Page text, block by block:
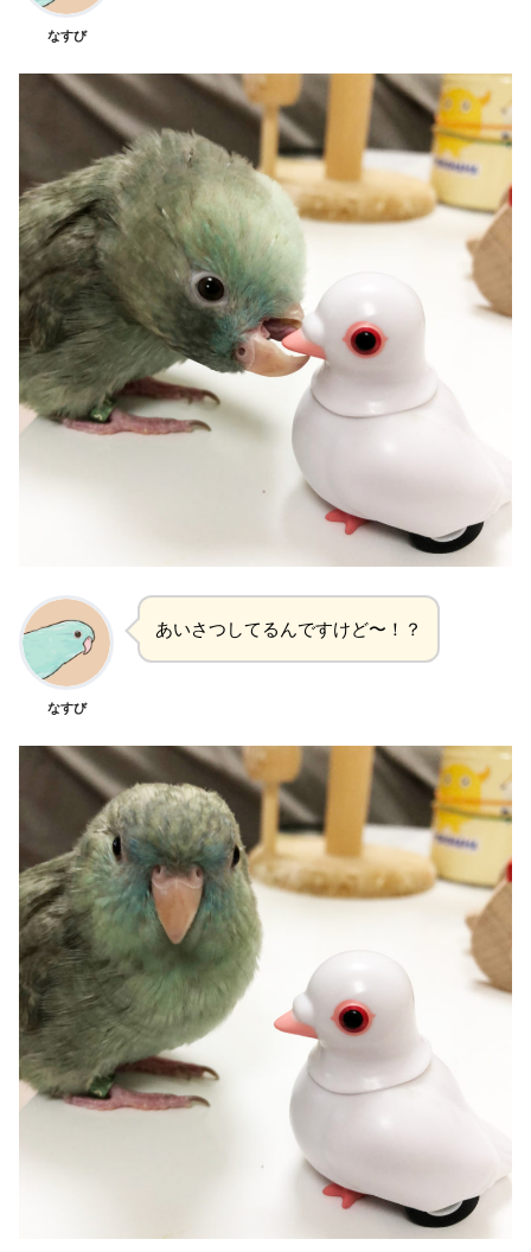
なすび
なすび
あいさつしてるんですけど〜！？